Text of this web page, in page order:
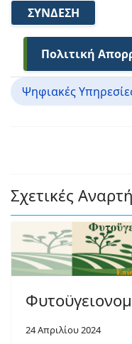
ΣΎΝΔΕΣΗ
Πολιτική
Ψηφιακές
Σχετικές
24 Απριλίου 2024